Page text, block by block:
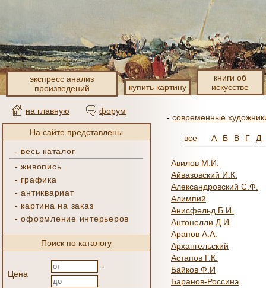
экспресс анализ
произведений
купить картину
книги об
искусстве
на главную форум
На сайте представлены
- весь каталог
-живопись
- графика
-антиквариат
- картина на заказ
-оформление интерьеров
Поиск по каталогу
Цена
-
- современные
все А Б В Г Д
Авилов М.И.
Айвазовский И.К.
Александровский С.Ф.
Алимпий
Анисфельд Б.И.
Антонелли Д.И.
Арапов А.А.
Архангельский
Астапов Г.К.
Байков Ф.И
Баранов-Россинэ